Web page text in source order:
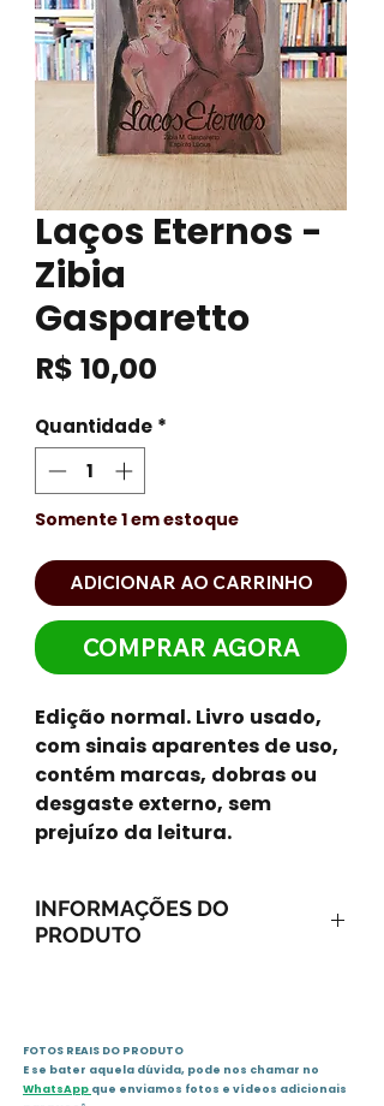
Laços Eternos -
Zibia
Gasparetto
R$ 10,00
Quantidade *
Somente 1 em estoque
ADICIONAR AO CARRINHO
COMPRAR AGORA
Edição normal. Livro usado,
com sinais aparentes de uso,
contém marcas, dobras ou
desgaste externo, sem
prejuízo da leitura.
INFORMAÇÕES DO
PRODUTO
Idioma: português
Editora: Vida e Consciência
FOTOS REAIS DO PRODUTO
E se bater aquela dúvida, pode nos chamar no
WhatsApp que enviamos fotos e vídeos adicionais